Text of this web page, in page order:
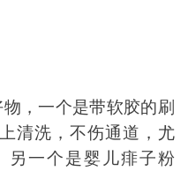
，一个是带软胶的刷
清洗，不伤通道，尤
另一个是婴儿痱子粉